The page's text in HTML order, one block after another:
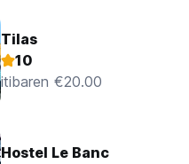
Tilas
10
itibaren €20.00
Hostel Le Banc